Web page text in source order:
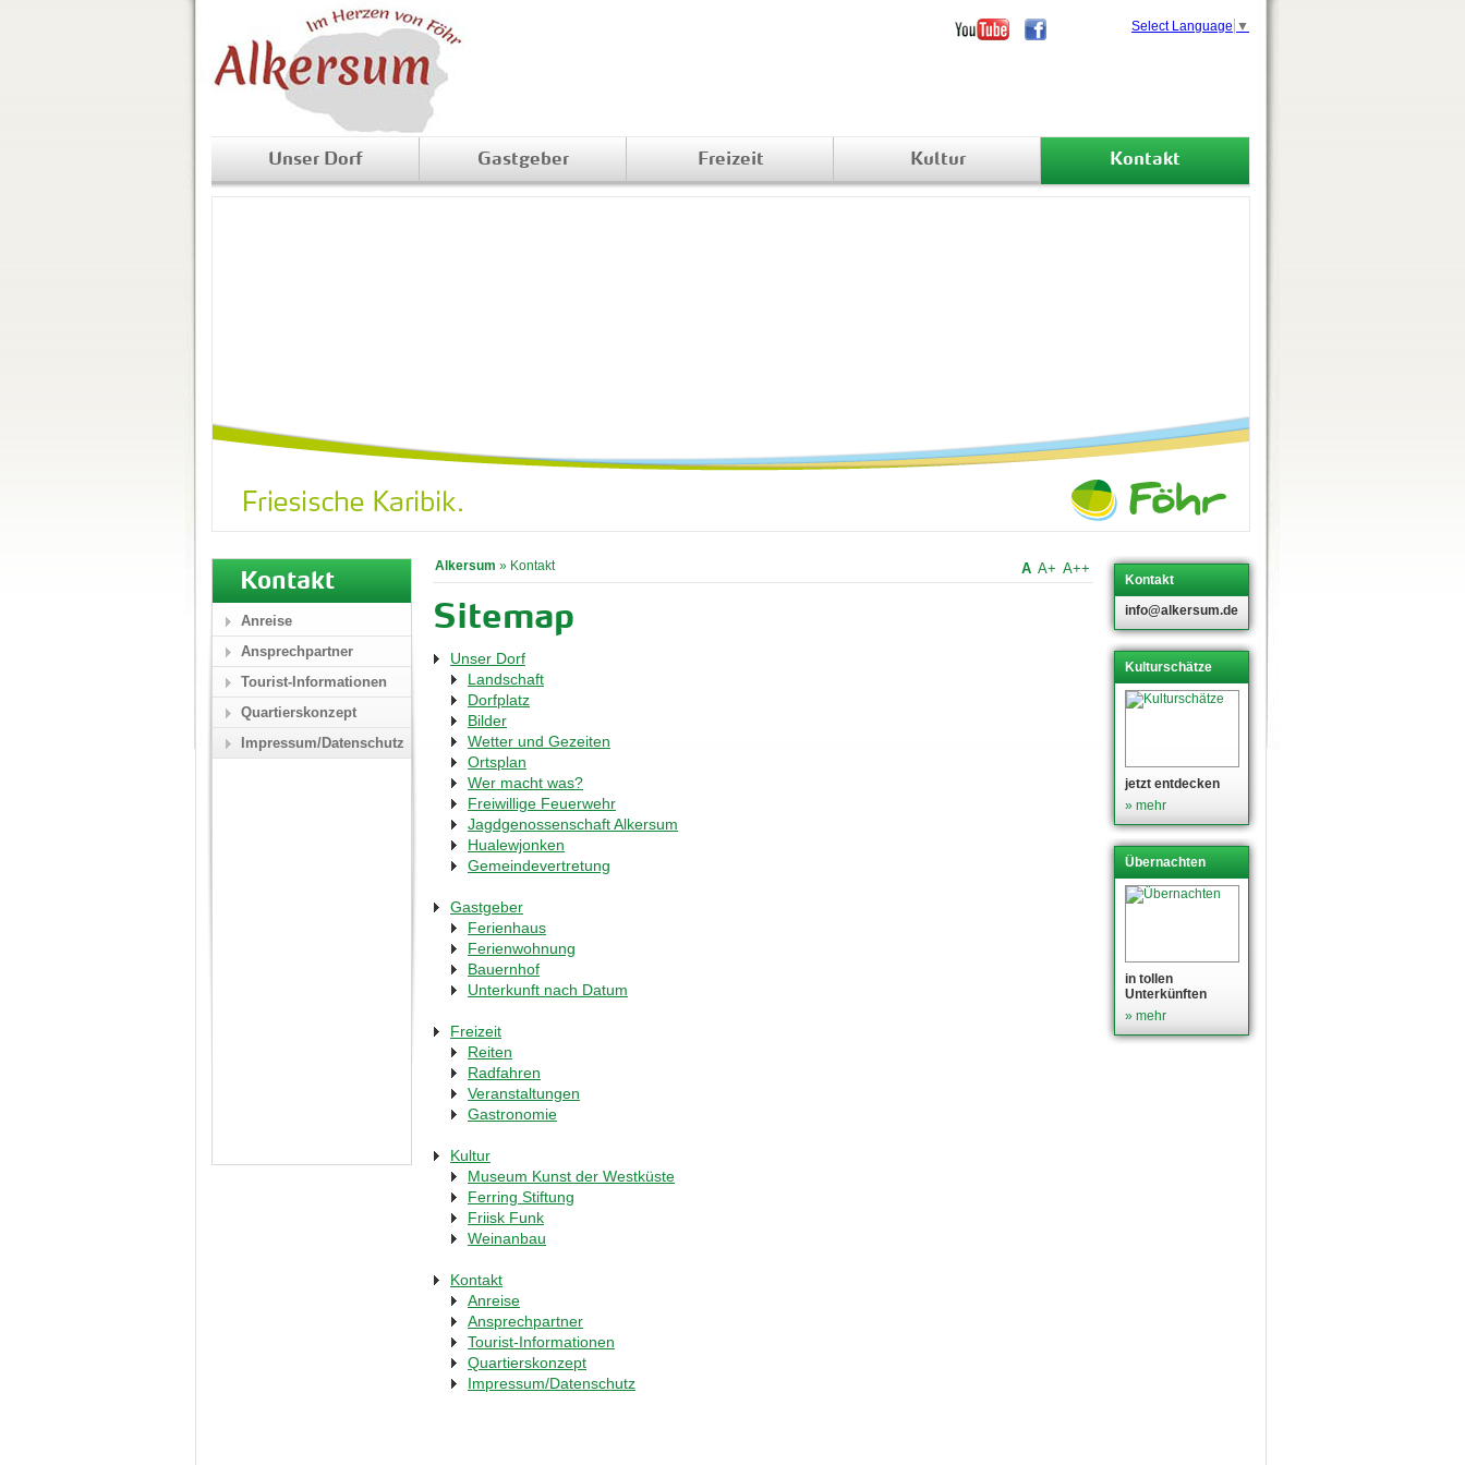
Unser Dorf Gastgeber Freizeit Kultur Kontakt
Alkersum » Kontakt A A+ A++
Sitemap
Unser Dorf
Landschaft
Dorfplatz
Bilder
Wetter und Gezeiten
Ortsplan
Wer macht was?
Freiwillige Feuerwehr
Jagdgenossenschaft Alkersum
Hualewjonken
Gemeindevertretung
Gastgeber
Ferienhaus
Ferienwohnung
Bauernhof
Unterkunft nach Datum
Freizeit
Reiten
Radfahren
Veranstaltungen
Gastronomie
Kultur
Museum Kunst der Westküste
Ferring Stiftung
Friisk Funk
Weinanbau
Kontakt
Anreise
Ansprechpartner
Tourist-Informationen
Quartierskonzept
Impressum/Datenschutz
Kontakt
info@alkersum.de
Kulturschätze
jetzt entdecken
» mehr
Übernachten
in tollen
Unterkünften
» mehr
Kontakt
Anreise
Ansprechpartner
Tourist-Informationen
Quartierskonzept
Impressum/Datenschutz
Select Language ▼